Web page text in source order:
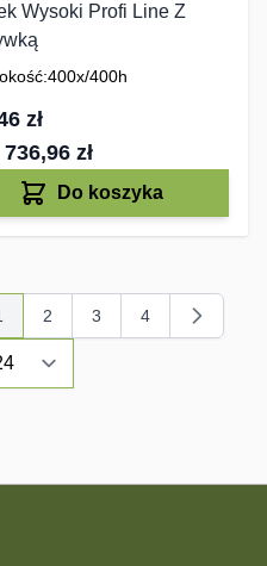
Wysoki Profi Line Z
400x/400h
zł
736,96 zł
Do koszyka
czytasz stronę
Strona
2
Strona
3
Strona
4